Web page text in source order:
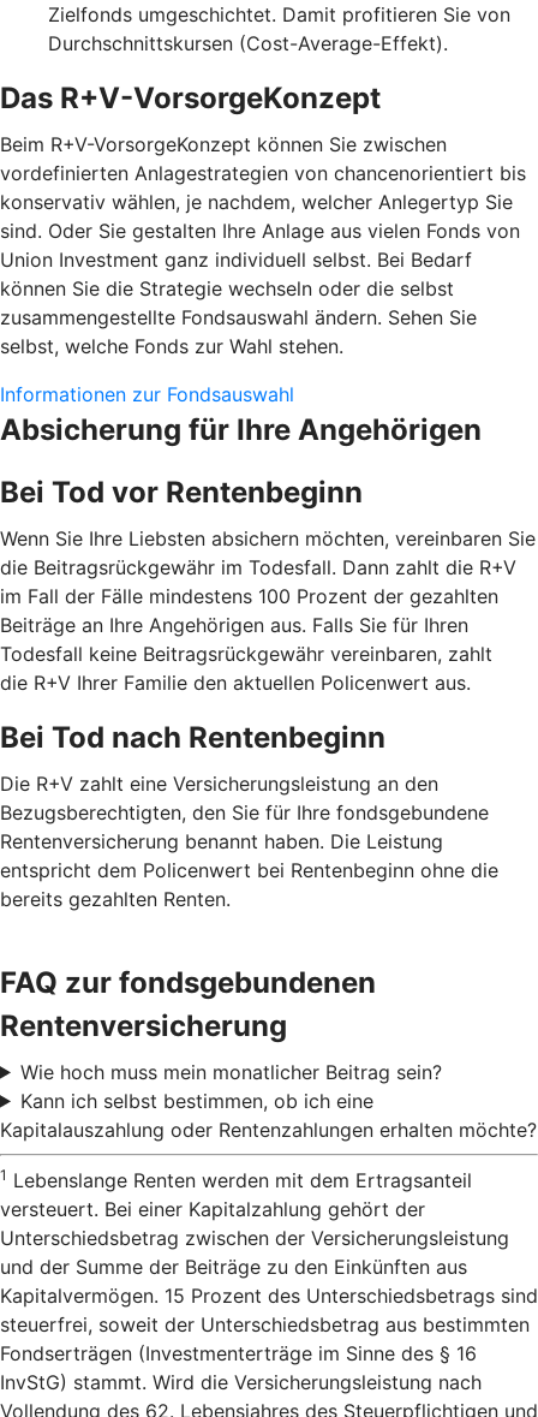
Zielfonds umgeschichtet. Damit profitieren Sie von
Durchschnittskursen (Cost-Average-Effekt).
Das R+V-VorsorgeKonzept
Beim R+V-VorsorgeKonzept können Sie zwischen
vordefinierten Anlagestrategien von chancenorientiert bis
konservativ wählen, je nachdem, welcher Anlegertyp Sie
sind. Oder Sie gestalten Ihre Anlage aus vielen Fonds von
Union Investment ganz individuell selbst. Bei Bedarf
können Sie die Strategie wechseln oder die selbst
zusammengestellte Fondsauswahl ändern. Sehen Sie
selbst, welche Fonds zur Wahl stehen.
Informationen zur Fondsauswahl
Absicherung für Ihre Angehörigen
Bei Tod vor Rentenbeginn
Wenn Sie Ihre Liebsten absichern möchten, vereinbaren Sie
die Beitragsrückgewähr im Todesfall. Dann zahlt die R+V
im Fall der Fälle mindestens 100 Prozent der gezahlten
Beiträge an Ihre Angehörigen aus. Falls Sie für Ihren
Todesfall keine Beitragsrückgewähr vereinbaren, zahlt
die R+V Ihrer Familie den aktuellen Policenwert aus.
Bei Tod nach Rentenbeginn
Die R+V zahlt eine Versicherungsleistung an den
Bezugsberechtigten, den Sie für Ihre fondsgebundene
Rentenversicherung benannt haben. Die Leistung
entspricht dem Policenwert bei Rentenbeginn ohne die
bereits gezahlten Renten.
FAQ zur fondsgebundenen
Rentenversicherung
Wie hoch muss mein monatlicher Beitrag sein?
Kann ich selbst bestimmen, ob ich eine
Kapitalauszahlung oder Rentenzahlungen erhalten möchte?
1 Lebenslange Renten werden mit dem Ertragsanteil
versteuert. Bei einer Kapitalzahlung gehört der
Unterschiedsbetrag zwischen der Versicherungsleistung
und der Summe der Beiträge zu den Einkünften aus
Kapitalvermögen. 15 Prozent des Unterschiedsbetrags sind
steuerfrei, soweit der Unterschiedsbetrag aus bestimmten
Fondserträgen (Investmenterträge im Sinne des § 16
InvStG) stammt. Wird die Versicherungsleistung nach
Vollendung des 62. Lebensjahres des Steuerpflichtigen und